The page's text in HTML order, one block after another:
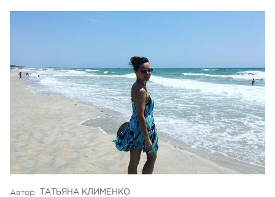
Автор: ТАТЬЯНА КЛИМЕНКО